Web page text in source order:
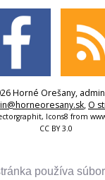
používa
Horné Orešany,
, O
, Icons8 from
CC BY 3.0